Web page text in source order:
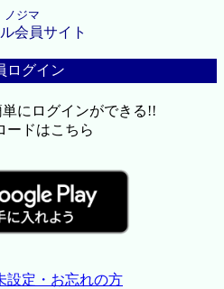
ノジマ
会員サイト
ログイン
にログインができる!!
ードはこちら
設定・お忘れの方